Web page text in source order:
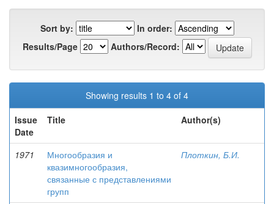
Sort by:
In order:
Results/Page
Authors/Record:
Showing results 1 to 4 of 4
Issue
Date
Title Author(s)
1971
Многообразия и
квазимногообразия,
связанные с представлениями
групп
Плоткин, Б.И.